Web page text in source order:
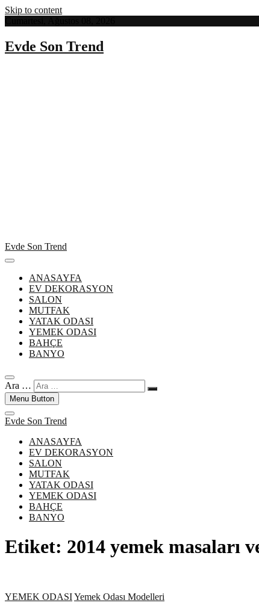
Skip to content
Evde Son Trend
Evde Son Trend
ANASAYFA
EV DEKORASYON
SALON
MUTFAK
YATAK ODASI
YEMEK ODASI
BAHÇE
BANYO
Ara …
Menu Button
Evde Son Trend
ANASAYFA
EV DEKORASYON
SALON
MUTFAK
YATAK ODASI
YEMEK ODASI
BAHÇE
BANYO
Etiket: 2014 yemek masaları
YEMEK ODASIYemek Odası Modelleri